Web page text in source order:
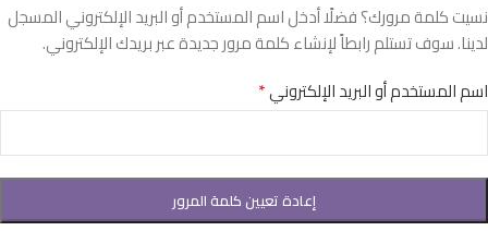
نسيت كلمة مرورك؟ فضلًا أدخل اسم المستخدم أو البريد الإلكتروني المسجل
لدينا. سوف تستلم رابطاً لإنشاء كلمة مرور جديدة عبر بريدك الإلكتروني.
اسم المستخدم أو البريد الإلكتروني*
إعادة تعيين كلمة المرور